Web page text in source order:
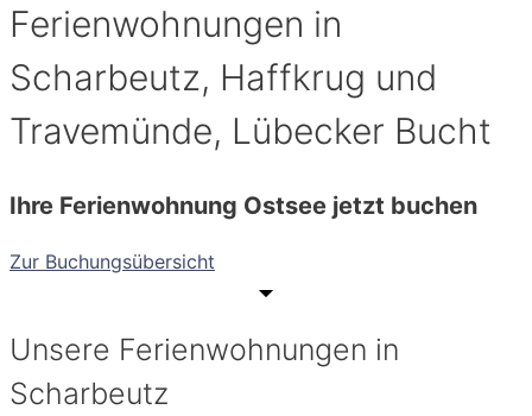
Ferienwohnungen in
Scharbeutz, Haffkrug und
Travemünde, Lübecker Bucht
Ihre Ferienwohnung Ostsee jetzt buchen
Zur Buchungsübersicht
Unsere Ferienwohnungen in
Scharbeutz